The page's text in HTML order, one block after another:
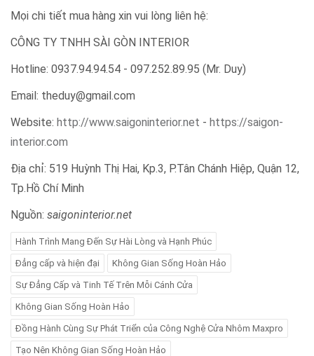
Mọi chi tiết mua hàng xin vui lòng liên hệ:
CÔNG TY TNHH SÀI GÒN INTERIOR
Hotline: 0937.94.94.54 - 097.252.89.95 (Mr. Duy)
Email: theduy@gmail.com
Website: http://www.saigoninterior.net - https://saigon-
interior.com
Địa chỉ: 519 Huỳnh Thị Hai, Kp.3, P.Tân Chánh Hiệp, Quận 12,
Tp.Hồ Chí Minh
Nguồn: saigoninterior.net
Hành Trình Mang Đến Sự Hài Lòng và Hạnh Phúc
Đẳng cấp và hiện đại Không Gian Sống Hoàn Hảo
Sự Đẳng Cấp và Tinh Tế Trên Mỗi Cánh Cửa
Không Gian Sống Hoàn Hảo
Đồng Hành Cùng Sự Phát Triển của Công Nghệ Cửa Nhôm Maxpro
Tạo Nên Không Gian Sống Hoàn Hảo